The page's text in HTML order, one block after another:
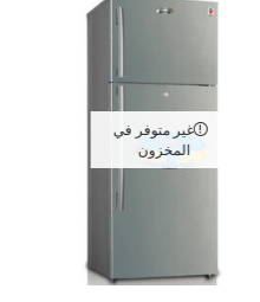
غير متوفر في
المخزون